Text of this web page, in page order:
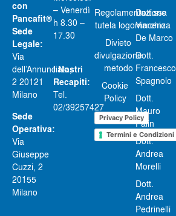
con
Pancafit®
Sede
Legale:
Via
dell’Annunciata,
2 20121
Milano
Sede
Operativa:
Via
Giuseppe
Cuzzi, 2
20155
Milano
– Venerdì
h 8.30 –
17.30
I Nostri
Recapiti:
Tel.
02/39257427
Regolamentazione
tutela logomarchio
Divieto
divulgazione
metodo
Cookie
Policy
Privacy Policy
Termini e Condizioni
Dott.ssa
Vincenza
De Marco
Dott.
Francesco
Spagnolo
Dott.
Mauro
Palin
Dott.
Andrea
Morelli
Dott.
Andrea
Pedrinelli